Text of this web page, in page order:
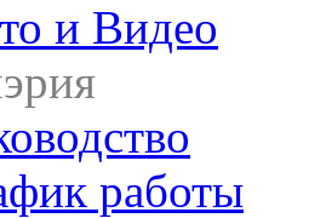
и Видео
работы